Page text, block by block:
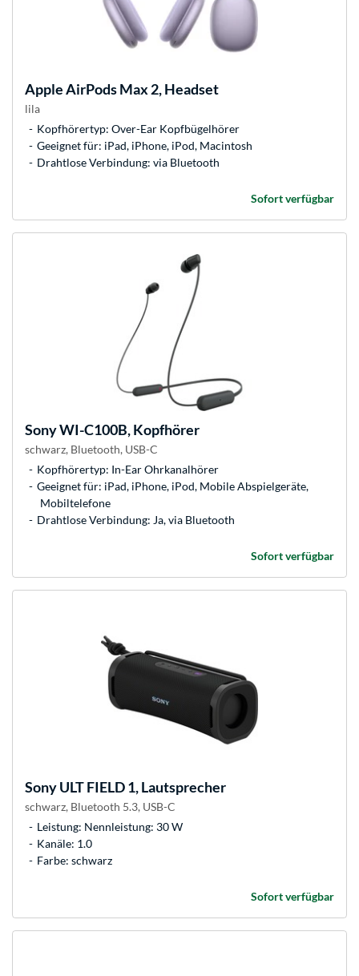
AppleAirPods Max 2, Headset
lila
Kopfhörertyp: Over-Ear Kopfbügelhörer
Geeignet für: iPad, iPhone, iPod, Macintosh
Drahtlose Verbindung: via Bluetooth
Sofort verfügbar
SonyWI-C100B, Kopfhörer
schwarz, Bluetooth, USB-C
Kopfhörertyp: In-Ear Ohrkanalhörer
Geeignet für: iPad, iPhone, iPod, Mobile Abspielgeräte,
Mobiltelefone
Drahtlose Verbindung: Ja, via Bluetooth
Sofort verfügbar
SonyULT FIELD 1, Lautsprecher
schwarz, Bluetooth 5.3, USB-C
Leistung: Nennleistung: 30 W
Kanäle: 1.0
Farbe: schwarz
Sofort verfügbar